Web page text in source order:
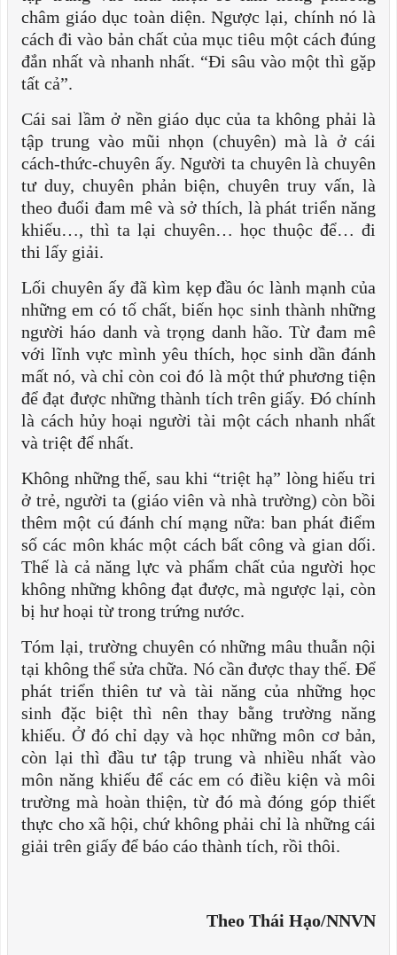
châm giáo dục toàn diện. Ngược lại, chính nó là
cách đi vào bản chất của mục tiêu một cách đúng
đắn nhất và nhanh nhất. “Đi sâu vào một thì gặp
tất cả”.
Cái sai lầm ở nền giáo dục của ta không phải là
tập trung vào mũi nhọn (chuyên) mà là ở cái
cách-thức-chuyên ấy. Người ta chuyên là chuyên
tư duy, chuyên phản biện, chuyên truy vấn, là
theo đuổi đam mê và sở thích, là phát triển năng
khiếu…, thì ta lại chuyên… học thuộc để… đi
thi lấy giải.
Lối chuyên ấy đã kìm kẹp đầu óc lành mạnh của
những em có tố chất, biến học sinh thành những
người háo danh và trọng danh hão. Từ đam mê
với lĩnh vực mình yêu thích, học sinh dần đánh
mất nó, và chỉ còn coi đó là một thứ phương tiện
để đạt được những thành tích trên giấy. Đó chính
là cách hủy hoại người tài một cách nhanh nhất
và triệt để nhất.
Không những thế, sau khi “triệt hạ” lòng hiếu tri
ở trẻ, người ta (giáo viên và nhà trường) còn bồi
thêm một cú đánh chí mạng nữa: ban phát điểm
số các môn khác một cách bất công và gian dối.
Thế là cả năng lực và phẩm chất của người học
không những không đạt được, mà ngược lại, còn
bị hư hoại từ trong trứng nước.
Tóm lại, trường chuyên có những mâu thuẫn nội
tại không thể sửa chữa. Nó cần được thay thế. Để
phát triển thiên tư và tài năng của những học
sinh đặc biệt thì nên thay bằng trường năng
khiếu. Ở đó chỉ dạy và học những môn cơ bản,
còn lại thì đầu tư tập trung và nhiều nhất vào
môn năng khiếu để các em có điều kiện và môi
trường mà hoàn thiện, từ đó mà đóng góp thiết
thực cho xã hội, chứ không phải chỉ là những cái
giải trên giấy để báo cáo thành tích, rồi thôi.
Theo Thái Hạo/NNVN